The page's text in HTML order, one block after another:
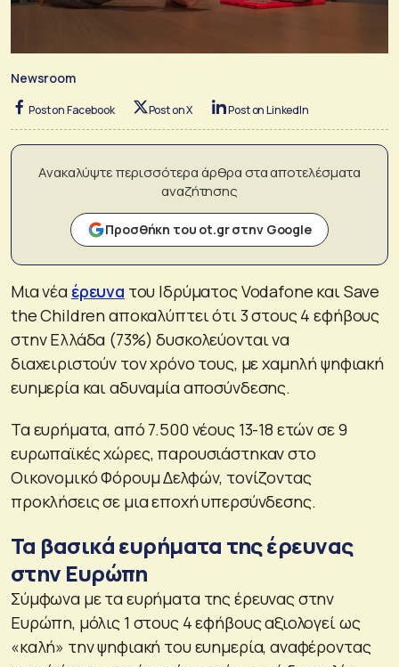
Newsroom
Post on Facebook Post on X Post on LinkedIn
Ανακαλύψτε περισσότερα άρθρα στα αποτελέσματα
αναζήτησης
Προσθήκη του ot.gr στην Google
Μια νέα έρευνα του Ιδρύματος Vodafone και Save
the Children αποκαλύπτει ότι 3 στους 4 εφήβους
στην Ελλάδα (73%) δυσκολεύονται να
διαχειριστούν τον χρόνο τους, με χαμηλή ψηφιακή
ευημερία και αδυναμία αποσύνδεσης.
Τα ευρήματα, από 7.500 νέους 13-18 ετών σε 9
ευρωπαϊκές χώρες, παρουσιάστηκαν στο
Οικονομικό Φόρουμ Δελφών, τονίζοντας
προκλήσεις σε μια εποχή υπερσύνδεσης.
Τα βασικά ευρήματα της έρευνας
στην Ευρώπη
Σύμφωνα με τα ευρήματα της έρευνας στην
Ευρώπη, μόλις 1 στους 4 εφήβους αξιολογεί ως
«καλή» την ψηφιακή του ευημερία, αναφέροντας